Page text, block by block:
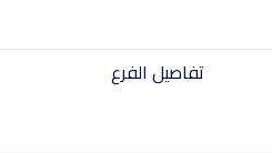
تفاصيل الفرع